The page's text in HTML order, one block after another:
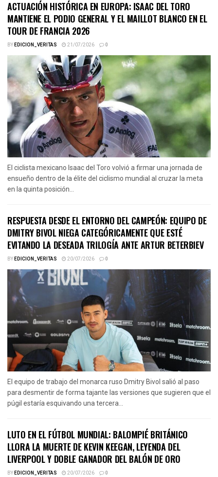
ACTUACIÓN HISTÓRICA EN EUROPA: ISAAC DEL TORO
MANTIENE EL PODIO GENERAL Y EL MAILLOT BLANCO EN EL
TOUR DE FRANCIA 2026
BYEDICION_VERITAS 21/07/2026 0
El ciclista mexicano Isaac del Toro volvió a firmar una jornada de
ensueño dentro de la élite del ciclismo mundial al cruzar la meta
en la quinta posición...
RESPUESTA DESDE EL ENTORNO DEL CAMPEÓN: EQUIPO DE
DMITRY BIVOL NIEGA CATEGÓRICAMENTE QUE ESTÉ
EVITANDO LA DESEADA TRILOGÍA ANTE ARTUR BETERBIEV
BYEDICION_VERITAS 20/07/2026 0
El equipo de trabajo del monarca ruso Dmitry Bivol salió al paso
para desmentir de forma tajante las versiones que sugieren que el
púgil estaría esquivando una tercera...
LUTO EN EL FÚTBOL MUNDIAL: BALOMPIÉ BRITÁNICO
LLORA LA MUERTE DE KEVIN KEEGAN, LEYENDA DEL
LIVERPOOL Y DOBLE GANADOR DEL BALÓN DE ORO
BYEDICION_VERITAS 20/07/2026 0